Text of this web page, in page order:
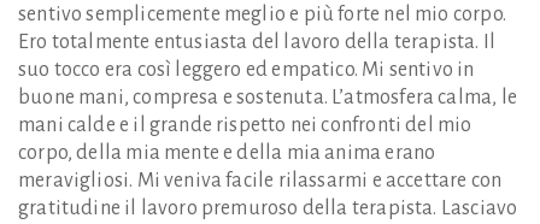
sentivo semplicemente meglio e più forte nel mio corpo.
Ero totalmente entusiasta del lavoro della terapista. Il
suo tocco era così leggero ed empatico. Mi sentivo in
buone mani, compresa e sostenuta. L’atmosfera calma, le
mani calde e il grande rispetto nei confronti del mio
corpo, della mia mente e della mia anima erano
meravigliosi. Mi veniva facile rilassarmi e accettare con
gratitudine il lavoro premuroso della terapista. Lasciavo